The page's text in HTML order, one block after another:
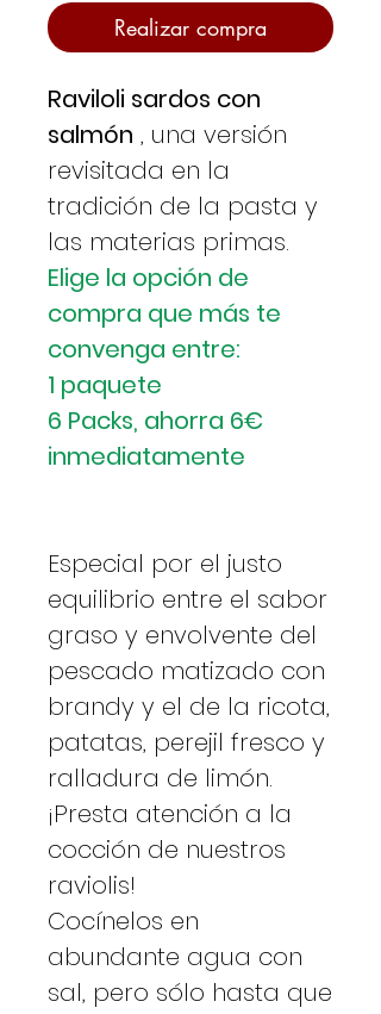
Realizar compra
Raviloli sardos con
salmón , una versión
revisitada en la
tradición de la pasta y
las materias primas.
Elige la opción de
compra que más te
convenga entre:
1 paquete
6 Packs, ahorra 6€
inmediatamente
Especial por el justo
equilibrio entre el sabor
graso y envolvente del
pescado matizado con
brandy y el de la ricota,
patatas, perejil fresco y
ralladura de limón.
¡Presta atención a la
cocción de nuestros
raviolis!
Cocínelos en
abundante agua con
sal, pero sólo hasta que